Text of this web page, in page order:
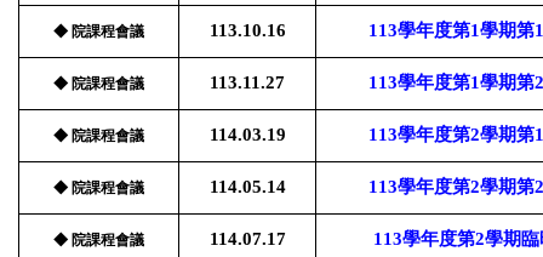
◆ 院課程會議 113.10.16 113學年度第1學期第
◆ 院課程會議 113.11.27 113學年度第1學期第
◆ 院課程會議 114.03.19 113學年度第2學期第
◆ 院課程會議 114.05.14 113學年度第2學期第
◆ 院課程會議 114.07.17 113學年度第2學期